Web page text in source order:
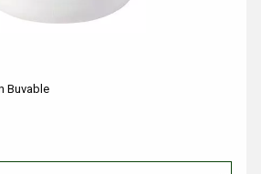
Buvable